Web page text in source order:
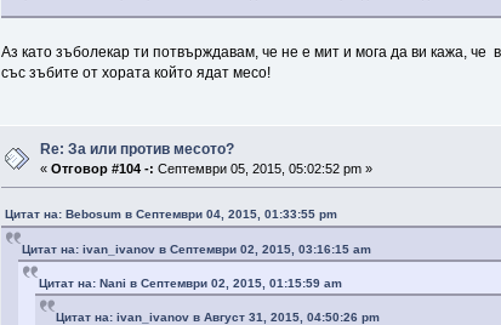
Аз като зъболекар ти потвърждавам, че не е мит и мога да ви кажа,
със зъбите от хората който ядат месо!
Re: За или против месото?
«Отговор #104 -: Септември 05, 2015, 05:02:52 pm »
Цитат на: Bebosum в Септември 04, 2015, 01:33:55 pm
Цитат на: ivan_ivanov в Септември 02, 2015, 03:16:15 am
Цитат на: Nani в Септември 02, 2015, 01:15:59 am
Цитат на: ivan_ivanov в Август 31, 2015, 04:50:26 pm